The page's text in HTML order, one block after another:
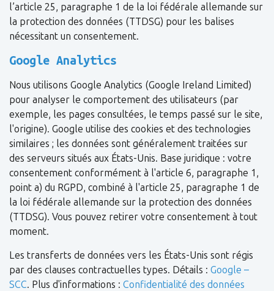
l’article 25, paragraphe 1 de la loi fédérale allemande sur
la protection des données (TTDSG) pour les balises
nécessitant un consentement.
Google Analytics
Nous utilisons Google Analytics (Google Ireland Limited)
pour analyser le comportement des utilisateurs (par
exemple, les pages consultées, le temps passé sur le site,
l'origine). Google utilise des cookies et des technologies
similaires ; les données sont généralement traitées sur
des serveurs situés aux États-Unis. Base juridique : votre
consentement conformément à l'article 6, paragraphe 1,
point a) du RGPD, combiné à l'article 25, paragraphe 1 de
la loi fédérale allemande sur la protection des données
(TTDSG). Vous pouvez retirer votre consentement à tout
moment.
Les transferts de données vers les États-Unis sont régis
par des clauses contractuelles types. Détails : Google –
SCC. Plus d'informations : Confidentialité des données